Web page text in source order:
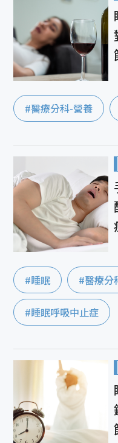
#醫療分科-營養
#睡眠 #醫療分
#睡眠呼吸中止症